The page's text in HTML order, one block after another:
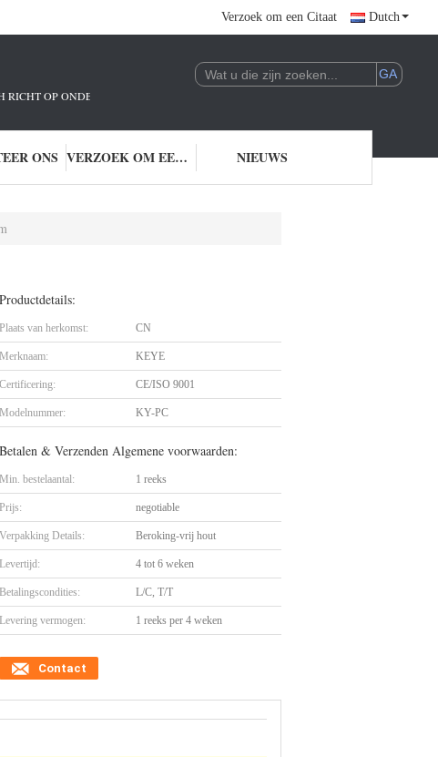
Verzoek om een Citaat Dutch
OP ONDERZOEK EN ONTWIKKELING EN TOEPASSING VAN AI-
ONS VERZOEK OM EEN CITAAT NIEUWS
Productdetails:
Plaats van herkomst: CN
Merknaam: KEYE
Certificering: CE/ISO 9001
Modelnummer: KY-PC
Betalen & Verzenden Algemene voorwaarden:
Min. bestelaantal: 1 reeks
Prijs: negotiable
Verpakking Details: Beroking-vrij hout
Levertijd: 4 tot 6 weken
Betalingscondities: L/C, T/T
Levering vermogen: 1 reeks per 4 weken
Contact